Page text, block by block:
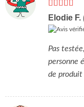
Note5sur
Elodie F.
Pas
personne
de produit